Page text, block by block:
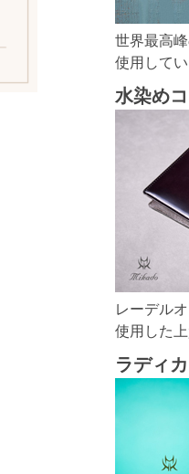
世界最高
使用して
水染め
レーデル
使用した
ラディカ